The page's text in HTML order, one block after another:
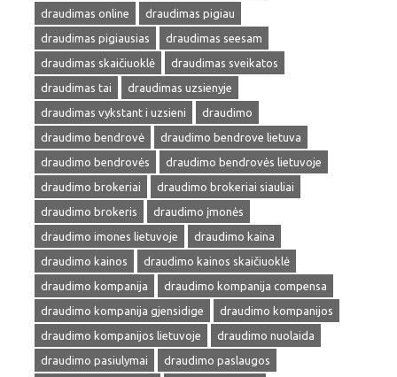
draudimas online
draudimas pigiau
draudimas pigiausias
draudimas seesam
draudimas skaičiuoklė
draudimas sveikatos
draudimas tai
draudimas uzsienyje
draudimas vykstant i uzsieni
draudimo
draudimo bendrovė
draudimo bendrove lietuva
draudimo bendrovės
draudimo bendrovės lietuvoje
draudimo brokeriai
draudimo brokeriai siauliai
draudimo brokeris
draudimo įmonės
draudimo imones lietuvoje
draudimo kaina
draudimo kainos
draudimo kainos skaičiuoklė
draudimo kompanija
draudimo kompanija compensa
draudimo kompanija gjensidige
draudimo kompanijos
draudimo kompanijos lietuvoje
draudimo nuolaida
draudimo pasiulymai
draudimo paslaugos